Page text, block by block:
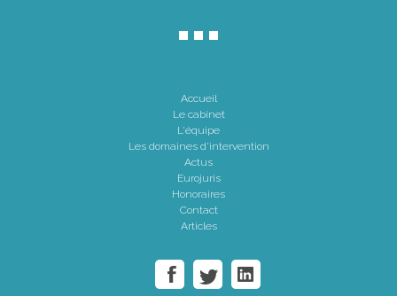
Accueil
Le cabinet
L'équipe
Les domaines d'intervention
Actus
Eurojuris
Honoraires
Contact
Articles